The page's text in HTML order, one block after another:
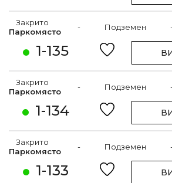
1-135
Закрито
Паркомясто
- Подземен
1-134
Закрито
Паркомясто
- Подземен
1-133
Закрито
Паркомясто
- Подземен